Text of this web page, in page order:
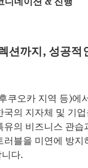
션까지, 성공적
쿠오카 지역 등)에
의 지자체 및 기
의 비즈니스 관
블을 미연에 방
다.